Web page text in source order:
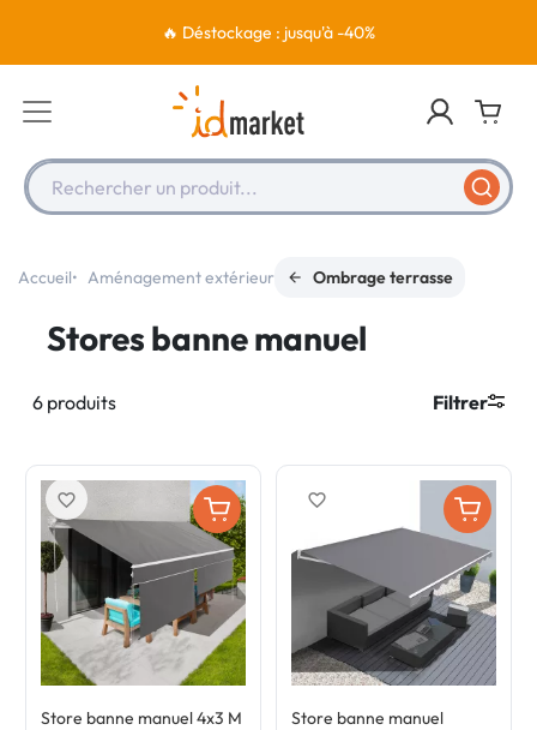
🔥 Déstockage : jusqu'à -40%
Rechercher un produit...
Accueil Aménagement extérieur Ombrage terrasse
Stores banne manuel
6 produits Filtrer
Store banne manuel 4x3 M
favorite_border
Store banne manuel
favorite_border